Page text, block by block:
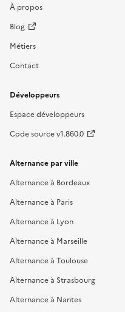
À propos
Blog
Métiers
Contact
Développeurs
Espace développeurs
Code source v1.860.0
Alternance par ville
Alternance à Bordeaux
Alternance à Paris
Alternance à Lyon
Alternance à Marseille
Alternance à Toulouse
Alternance à Strasbourg
Alternance à Nantes